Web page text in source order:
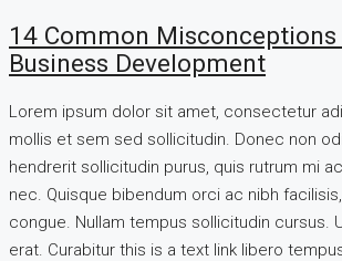
14 Common
Business Development
Lorem ipsum dolor sit amet, consectetur
mollis et sem sed sollicitudin. Donec non
hendrerit sollicitudin purus, quis rutrum mi
nec. Quisque bibendum orci ac nibh
congue. Nullam tempus sollicitudin cursus.
erat. Curabitur this is a text link libero